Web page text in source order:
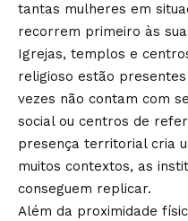
tantas mulheres em
recorrem primeiro às
Igrejas, templos e
religioso estão
vezes não contam com
social ou centros de
presença territorial cria
muitos contextos, as
conseguem replicar.
Além da proximidade